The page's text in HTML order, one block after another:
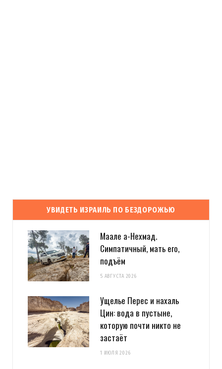
УВИДЕТЬ ИЗРАИЛЬ ПО БЕЗДОРОЖЬЮ
Маале а-Нехмад.
Симпатичный, мать его,
подъём
5 АВГУСТА 2026
Ущелье Перес и нахаль
Цин: вода в пустыне,
которую почти никто не
застаёт
1 ИЮЛЯ 2026